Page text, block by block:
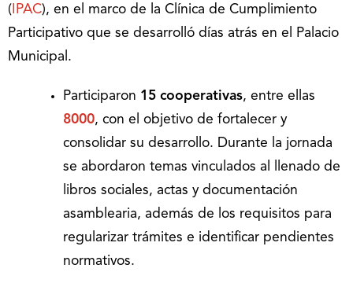
( IPAC), en el marco de la Clínica de Cumplimiento
Participativo que se desarrolló días atrás en el Palacio
Municipal.
Participaron 15 cooperativas, entre ellas
8000, con el objetivo de fortalecer y
consolidar su desarrollo. Durante la jornada
se abordaron temas vinculados al llenado de
libros sociales, actas y documentación
asamblearia, además de los requisitos para
regularizar trámites e identificar pendientes
normativos.